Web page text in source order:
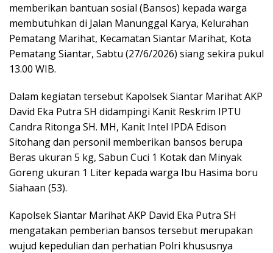
memberikan bantuan sosial (Bansos) kepada warga
membutuhkan di Jalan Manunggal Karya, Kelurahan
Pematang Marihat, Kecamatan Siantar Marihat, Kota
Pematang Siantar, Sabtu (27/6/2026) siang sekira pukul
13.00 WIB.
Dalam kegiatan tersebut Kapolsek Siantar Marihat AKP
David Eka Putra SH didampingi Kanit Reskrim IPTU
Candra Ritonga SH. MH, Kanit Intel IPDA Edison
Sitohang dan personil memberikan bansos berupa
Beras ukuran 5 kg, Sabun Cuci 1 Kotak dan Minyak
Goreng ukuran 1 Liter kepada warga Ibu Hasima boru
Siahaan (53).
Kapolsek Siantar Marihat AKP David Eka Putra SH
mengatakan pemberian bansos tersebut merupakan
wujud kepedulian dan perhatian Polri khususnya